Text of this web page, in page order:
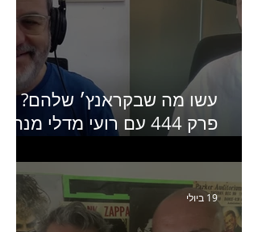
עשו מה שבקראנץ׳ שלהם?
פרק 444 עם רועי מדלי מנהל
האחרון של קראנץ׳
19 ביולי